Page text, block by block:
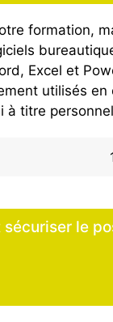
formation,
Excel et
utilisés en
à titre
organisé,
apportera une
à votre
version de
sécuriser le